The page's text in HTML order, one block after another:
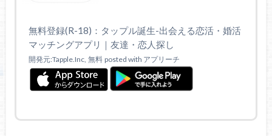
無料登録(R-18)：タップル誕生-出会える恋活・婚活
マッチングアプリ｜友達・恋人探し
開発元:Tapple.Inc, 無料 posted with アプリーチ